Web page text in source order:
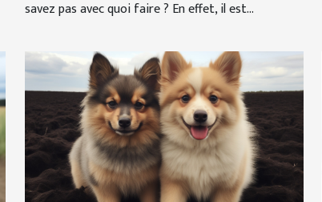
savez pas avec quoi faire ? En effet, il est...